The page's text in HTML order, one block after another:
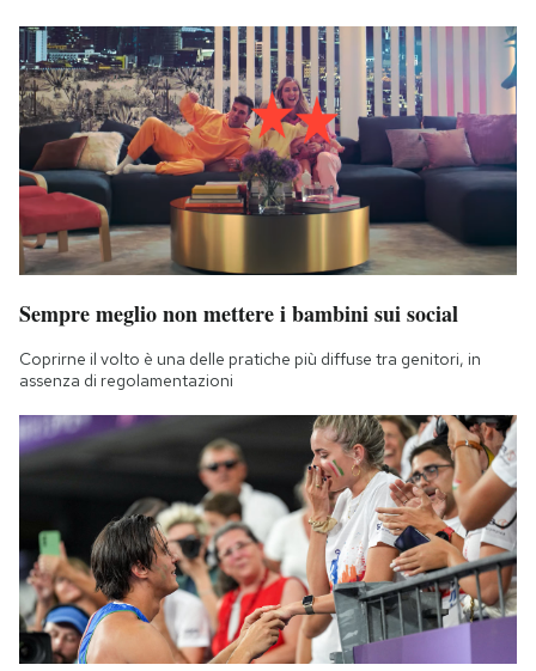
Sempre meglio non mettere i bambini sui social
Coprirne il volto è una delle pratiche più diffuse tra genitori, in
assenza di regolamentazioni